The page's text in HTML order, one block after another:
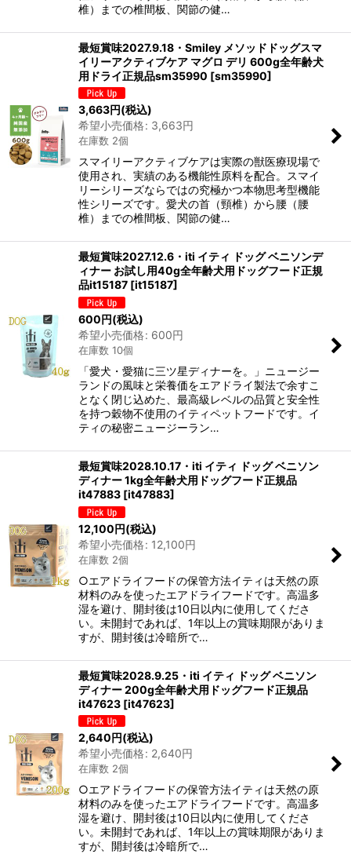
椎）までの椎間板、関節の健…
最短賞味2027.9.18・Smiley メソッドドッグスマ
イリーアクティブケア マグロ デリ 600g全年齢犬
用ドライ正規品sm35990 [sm35990]
3,663円(税込)
希望小売価格: 3,663円
在庫数 2個
スマイリーアクティブケアは実際の獣医療現場で
使用され、実績のある機能性原料を配合。スマイ
リーシリーズならではの究極かつ本物思考型機能
性シリーズです。愛犬の首（頸椎）から腰（腰
椎）までの椎間板、関節の健…
最短賞味2027.12.6・iti イティ ドッグ ベニソンデ
ィナー お試し用40g全年齢犬用ドッグフード正規
品it15187 [it15187]
600円(税込)
希望小売価格: 600円
在庫数 10個
「愛犬・愛猫に三ツ星ディナーを。」ニュージー
ランドの風味と栄養価をエアドライ製法で余すこ
となく閉じ込めた、最高級レベルの品質と安全性
を持つ穀物不使用のイティペットフードです。イ
ティの秘密ニュージーラン…
最短賞味2028.10.17・iti イティ ドッグ ベニソン
ディナー 1kg全年齢犬用ドッグフード正規品
it47883 [it47883]
12,100円(税込)
希望小売価格: 12,100円
在庫数 2個
○エアドライフードの保管方法イティは天然の原
材料のみを使ったエアドライフードです。高温多
湿を避け、開封後は10日以内に使用してくださ
い。未開封であれば、1年以上の賞味期限がありま
すが、開封後は冷暗所で…
最短賞味2028.9.25・iti イティ ドッグ ベニソン
ディナー 200g全年齢犬用ドッグフード正規品
it47623 [it47623]
2,640円(税込)
希望小売価格: 2,640円
在庫数 2個
○エアドライフードの保管方法イティは天然の原
材料のみを使ったエアドライフードです。高温多
湿を避け、開封後は10日以内に使用してくださ
い。未開封であれば、1年以上の賞味期限がありま
すが、開封後は冷暗所で…